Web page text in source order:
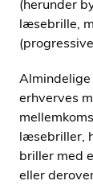
(herunder
læsebrille,
erhverves
læsebriller,
briller med
eller